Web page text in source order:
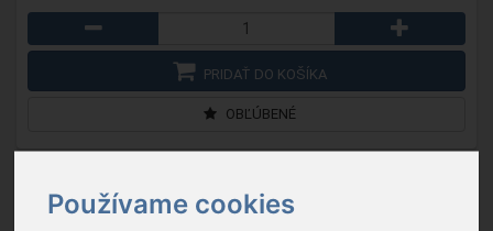
Používame cookies
PRIDAŤ DO KOŠÍKA
OBĽÚBENÉ